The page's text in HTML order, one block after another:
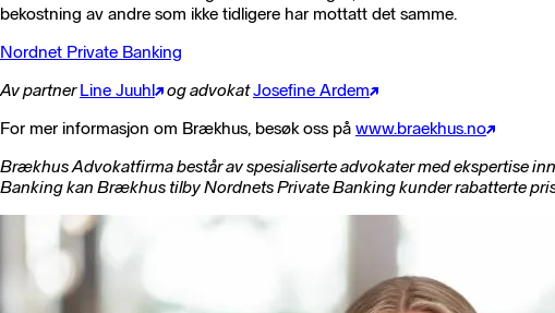
bekostning av andre som ikke tidligere har mottatt det samme.
Nordnet Private Banking
Av partnerLine Juuhl og advokatJosefine Ardem
For mer informasjon om Brækhus, besøk oss på www.braekhus.no
Brækhus Advokatfirma består av spesialiserte advokater med ekspertise
Banking kan Brækhus tilby Nordnets Private Banking kunder rabatterte